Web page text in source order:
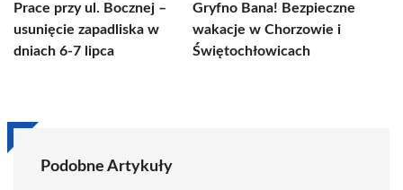
Prace przy ul. Bocznej –
usunięcie zapadliska w
dniach 6-7 lipca
Gryfno Bana! Bezpieczne
wakacje w Chorzowie i
Świętochłowicach
Podobne Artykuły